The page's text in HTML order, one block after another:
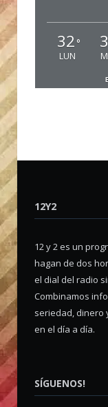
32 °
LUN
12Y2
12 y 2 es un
hagan de dos
el dial del radio
Combinamos
seriedad, dinero
en el día a día.
SÍGUENOS!